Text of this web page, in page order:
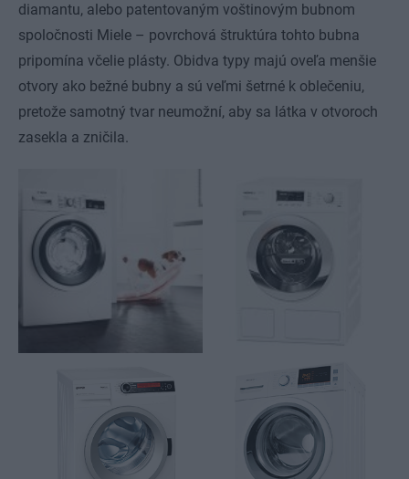
diamantu, alebo patentovaným voštinovým bubnom
spoločnosti Miele – povrchová štruktúra tohto bubna
pripomína včelie plásty. Obidva typy majú oveľa menšie
otvory ako bežné bubny a sú veľmi šetrné k oblečeniu,
pretože samotný tvar neumožní, aby sa látka v otvoroch
zasekla a zničila.